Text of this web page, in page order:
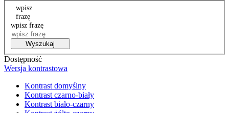
wpisz
frazę
wpisz frazę
Wyszukaj
Dostępność
Wersja kontrastowa
Kontrast domyślny
Kontrast czarno-biały
Kontrast biało-czarny